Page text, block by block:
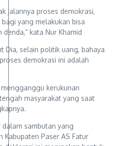
jalannya proses demokrasi,
yang melakukan bisa
kata Nur Khamid
Dia, selain politik uang, bahaya
demokrasi ini adalah
kerukunan
masyarakat yang saat
dalam sambutan yang
Kabupaten Paser AS Fatur